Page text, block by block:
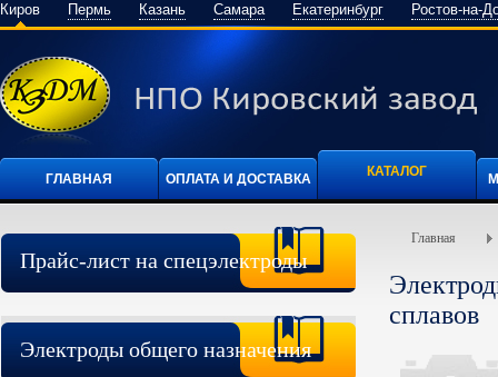
Киров Пермь Казань Самара Екатеринбург Ростов-на-
ГЛАВНАЯ ОПЛАТА И ДОСТАВКА КАТАЛОГ
Прайс-лист на спецэлектроды
Электроды общего назначения
Главная
сплавов